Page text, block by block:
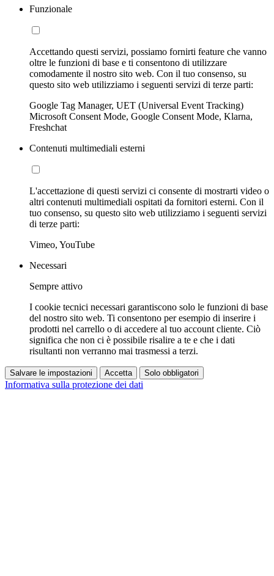
Funzionale
Accettando questi servizi, possiamo fornirti feature che vanno
oltre le funzioni di base e ti consentono di utilizzare
comodamente il nostro sito web. Con il tuo consenso, su
questo sito web utilizziamo i seguenti servizi di terze parti:
Google Tag Manager, UET (Universal Event Tracking)
Microsoft Consent Mode, Google Consent Mode, Klarna,
Freshchat
Contenuti multimediali esterni
L'accettazione di questi servizi ci consente di mostrarti video o
altri contenuti multimediali ospitati da fornitori esterni. Con il
tuo consenso, su questo sito web utilizziamo i seguenti servizi
di terze parti:
Vimeo, YouTube
Necessari
Sempre attivo
I cookie tecnici necessari garantiscono solo le funzioni di base
del nostro sito web. Ti consentono per esempio di inserire i
prodotti nel carrello o di accedere al tuo account cliente. Ciò
significa che non ci è possibile risalire a te e che i dati
risultanti non verranno mai trasmessi a terzi.
Salvare le impostazioni Accetta Solo obbligatori
Informativa sulla protezione dei dati